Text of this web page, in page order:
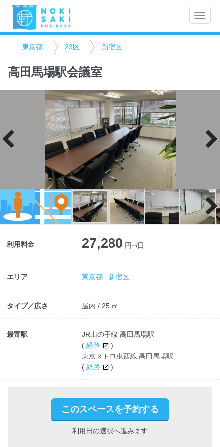
Toggle
東京都 23区 新宿区
高田馬場駅会議室
Next
利用料金 27,280 円~/日
エリア 東京都 新宿区
タイプ／広さ 屋内 / 25 ㎡
最寄駅
JR山の手線 高田馬場駅
( 経路
)
東京メトロ東西線 高田馬場駅
( 経路 )
このスペースを予約する
利用日の選択へ進みます